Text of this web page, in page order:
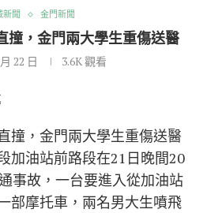
新聞 金門新聞
撞，金門兩大學生重傷送醫
22 日 3.6K觀看
撞，金門兩大學生重傷送醫
加油站前路段在21日晚間20
事故，一台要進入從加油站
部摩托車，兩名男大生噴飛